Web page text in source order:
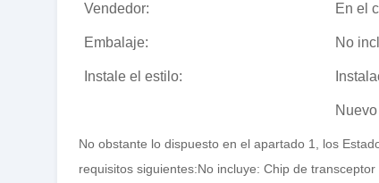
Vendedor: En el
Embalaje: No
Instale el estilo:
No obstante lo dispuesto en el apartado 1, los
requisitos siguientes:No incluye: Chip de